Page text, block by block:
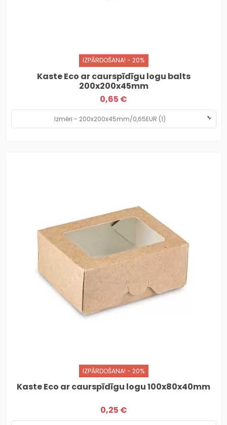
IZPĀRDOŠANA! - 20%
Kaste Eco ar caurspīdīgu logu balts
200x200x45mm
0,65 €
IZPĀRDOŠANA! - 20%
Kaste Eco ar caurspīdīgu logu 100x80x40mm
0,25 €